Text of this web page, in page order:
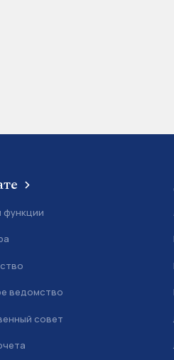
функции
ведомство
совет